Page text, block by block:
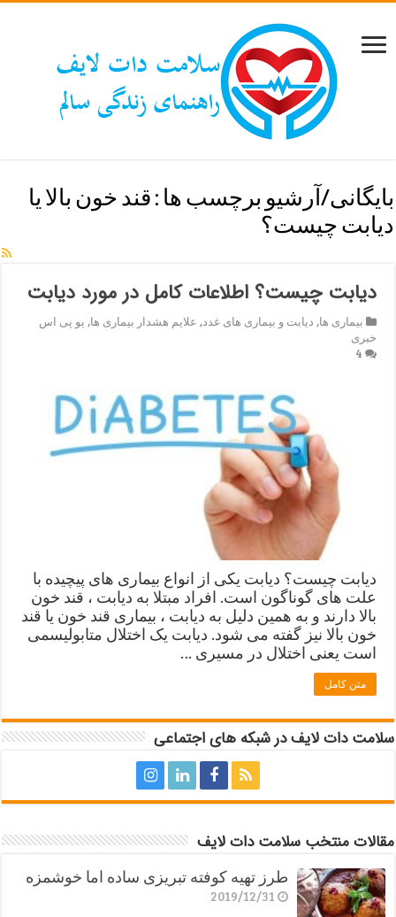
بایگانی/آرشیو برچسب ها : قند خون بالا یا
دیابت چیست؟
دیابت چیست؟ اطلاعات کامل در مورد دیابت
بیماری ها, دیابت و بیماری های غدد, علایم هشدار بیماری ها, یو پی اس
خبری
4
دیابت چیست؟ دیابت یکی از انواع بیماری های پیچیده با
علت های گوناگون است. افراد مبتلا به دیابت ، قند خون
بالا دارند و به همین دلیل به دیابت ، بیماری قند خون یا قند
خون بالا نیز گفته می شود. دیابت یک اختلال متابولیسمی
است یعنی اختلال در مسیری …
متن کامل
سلامت دات لایف در شبکه های اجتماعی
مقالات منتخب سلامت دات لایف
طرز تهیه کوفته تبریزی ساده اما خوشمزه
2019/12/31